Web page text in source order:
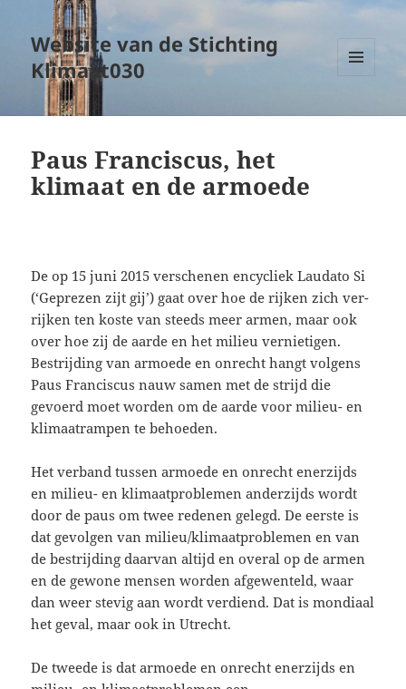
Website van de Stichting
Klimaat030
WIDGETS
Paus Franciscus, het
klimaat en de armoede
De op 15 juni 2015 verschenen encycliek Laudato Si
(‘Geprezen zijt gij’) gaat over hoe de rijken zich ver­
rijken ten koste van steeds meer armen, maar ook
over hoe zij de aarde en het milieu ver­nietigen.
Bestrijding van armoede en onrecht hangt volgens
Paus Franciscus nauw samen met de strijd die
gevoerd moet worden om de aarde voor milieu- en
klimaatrampen te behoeden.
Het verband tussen armoede en onrecht enerzijds
en milieu- en klimaatproblemen anderzijds wordt
door de paus om twee redenen gelegd. De eerste is
dat gevolgen van milieu/klimaatproblemen en van
de bestrijding daarvan altijd en overal op de armen
en de gewone mensen worden afgewenteld, waar
dan weer stevig aan wordt verdiend. Dat is mondiaal
het geval, maar ook in Utrecht.
De tweede is dat armoede en onrecht enerzijds en